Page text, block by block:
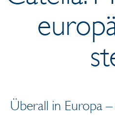
Überall in Europa